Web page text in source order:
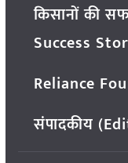
किसानों की
Success
Reliance
संपादकीय